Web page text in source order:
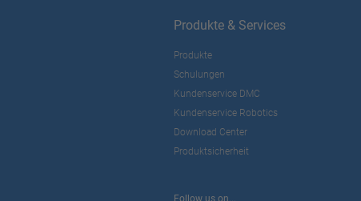
Produkte & Services
Produkte
Schulungen
Kundenservice DMC
Kundenservice Robotics
Download Center
Produktsicherheit